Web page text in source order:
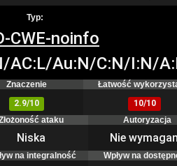
Typ:
CWE-noinfo
AC:L/Au:N/C:N/I:N/
Znaczenie
Łatwość
2.9/10
10/10
ataku Autoryzacja
Niska Nie
na integralność Wpływ na